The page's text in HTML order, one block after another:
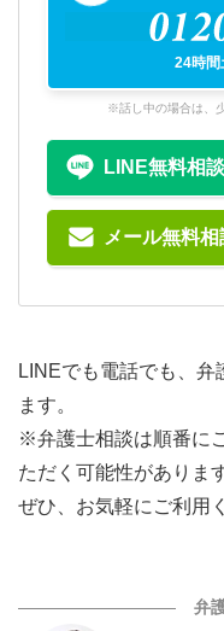
24時間
※話し中の場合は、
LINE無料相
メール無料
LINEでも電話でも、弁
ます。
※弁護士相談は順番に
ただく可能性がありま
ぜひ、お気軽にご利用
弁